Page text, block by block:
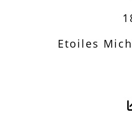
Etoiles